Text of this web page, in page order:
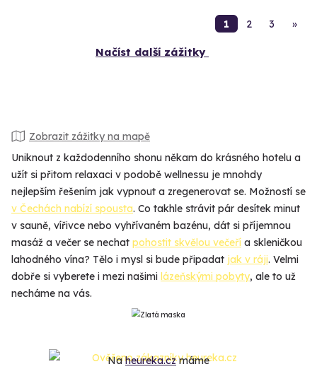
1 2 3 »
Načíst další zážitky
Zobrazit zážitky na mapě
Uniknout z každodenního shonu někam do krásného hotelu a
užít si přitom relaxaci v podobě wellnessu je mnohdy
nejlepším řešením jak vypnout a zregenerovat se. Možností se
v Čechách nabízí spousta. Co takhle strávit pár desítek minut
v sauně, vířivce nebo vyhřívaném bazénu, dát si příjemnou
masáž a večer se nechat pohostit skvělou večeří a skleničkou
lahodného vína? Tělo i mysl si bude připadat jak v ráji. Velmi
dobře si vyberete i mezi našimi lázeňskými pobyty, ale to už
necháme na vás.
Naheureka.czmáme